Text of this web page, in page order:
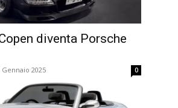
diventa Porsche
Gennaio 2025 0